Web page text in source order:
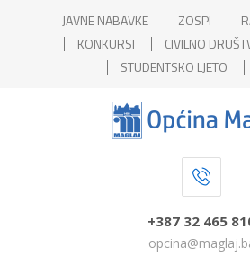
JAVNE NABAVKE ZOSPI
KONKURSI
CIVILNO
STUDENTSKO LJETO
+387 32 465